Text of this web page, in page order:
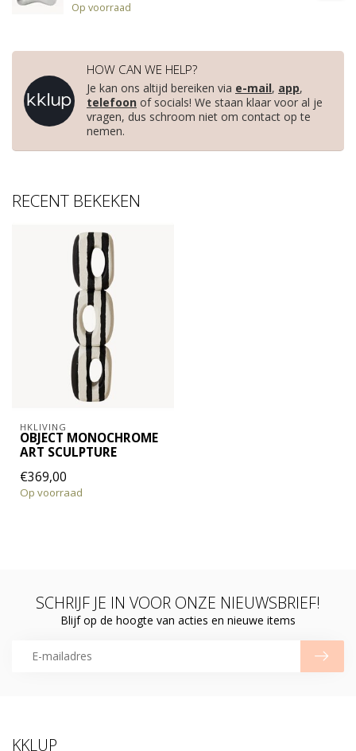
Op voorraad
HOW CAN WE HELP?
Je kan ons altijd bereiken via e-mail, app,
telefoon of socials! We staan klaar voor al je
vragen, dus schroom niet om contact op te
nemen.
RECENT BEKEKEN
HKLIVING
OBJECT MONOCHROME
ART SCULPTURE
€369,00
Op voorraad
SCHRIJF JE IN VOOR ONZE NIEUWSBRIEF!
Blijf op de hoogte van acties en nieuwe items
KKLUP